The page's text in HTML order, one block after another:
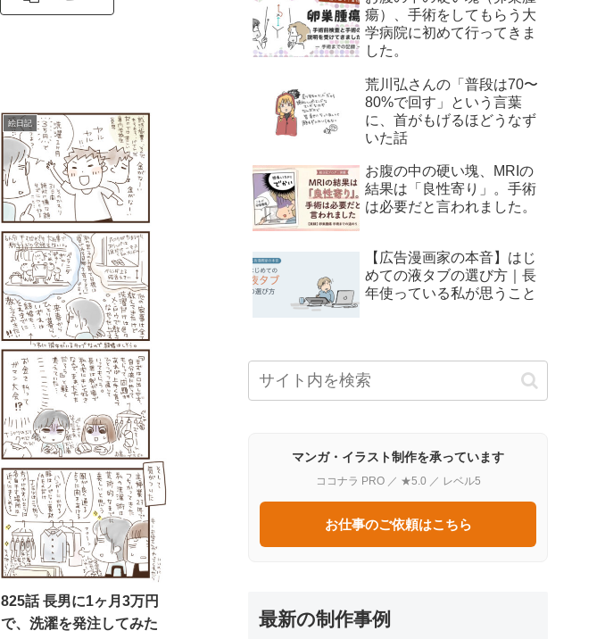
絵日記
825話 長男に1ヶ月3万円
で、洗濯を発注してみた
瘍）、手術をしてもらう大
学病院に初めて行ってきま
した。
荒川弘さんの「普段は70〜
80%で回す」という言葉
に、首がもげるほどうなず
いた話
お腹の中の硬い塊、MRIの
結果は「良性寄り」。手術
は必要だと言われました。
【広告漫画家の本音】はじ
めての液タブの選び方｜長
年使っている私が思うこと
マンガ・イラスト制作を承っています
ココナラ PRO ／ ★5.0 ／ レベル5
お仕事のご依頼はこちら
最新の制作事例